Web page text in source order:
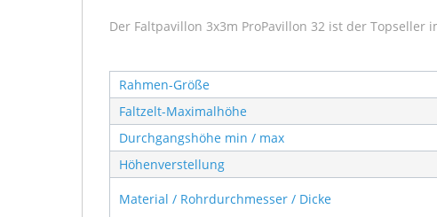
Der Faltpavillon 3x3m ProPavillon 32 ist der Topseller
Rahmen-Größe
Faltzelt-Maximalhöhe
Durchgangshöhe min / max
Höhenverstellung
Material / Rohrdurchmesser / Dicke